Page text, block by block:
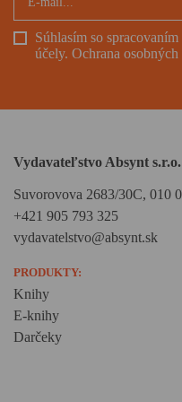
Súhlasím so
účely. Ochrana
Vydavateľstvo Absynt s.r.o.
Suvorovova 2683/30C, 010
+421 905 793 325
vydavatelstvo@absynt.sk
PRODUKTY:
Knihy
E-knihy
Darčeky